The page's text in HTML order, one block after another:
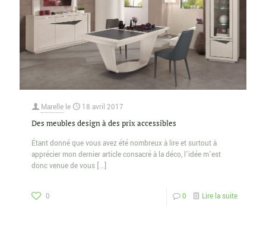
Marelle le 18 avril 2017
Des meubles design à des prix accessibles
Étant donné que vous avez été nombreux à lire et surtout à
apprécier mon dernier article consacré à la déco, l’idée m’est
donc venue de vous […]
0 0 Lire la suite